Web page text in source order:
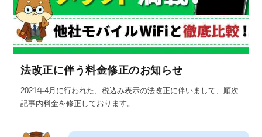
法改正に伴う料金修正のお知らせ
2021年4月に行われた、税込み表示の法改正に伴いまして、順次
記事内料金を修正しております。